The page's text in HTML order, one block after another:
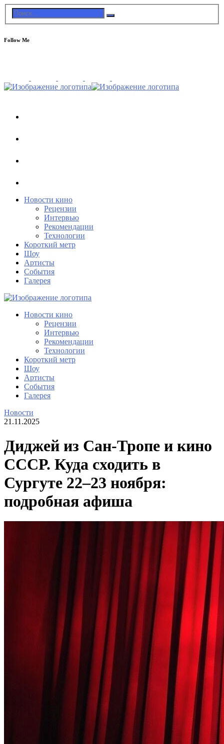
Follow Me
Новости кино
Рецензии
Интервью
Рекомендации
Технологии
Короткий метр
Шоу
Артисты
События
Галерея
Новости кино
Рецензии
Интервью
Рекомендации
Технологии
Короткий метр
Шоу
Артисты
События
Галерея
Новости
21.11.2025
Диджей из Сан-Тропе и кино
СССР. Куда сходить в
Сургуте 22–23 ноября:
подробная афиша